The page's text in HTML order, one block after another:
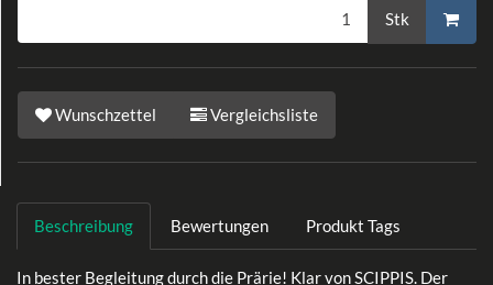
Stk
Wunschzettel Vergleichsliste
Beschreibung Bewertungen Produkt Tags
In bester Begleitung durch die Prärie! Klar von SCIPPIS. Der